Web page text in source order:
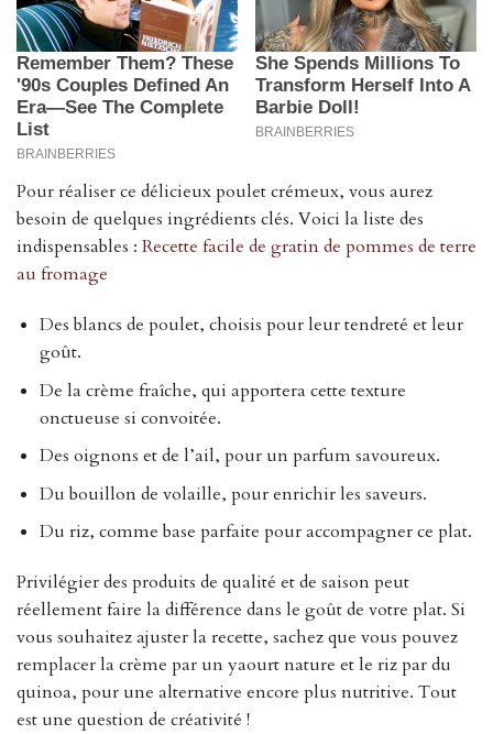
Pour réaliser ce délicieux poulet crémeux, vous aurez
besoin de quelques ingrédients clés. Voici la liste des
indispensables : Recette facile de gratin de pommes de terre
au fromage
Des blancs de poulet, choisis pour leur tendreté et leur
goût.
De la crème fraîche, qui apportera cette texture
onctueuse si convoitée.
Des oignons et de l’ail, pour un parfum savoureux.
Du bouillon de volaille, pour enrichir les saveurs.
Du riz, comme base parfaite pour accompagner ce plat.
Privilégier des produits de qualité et de saison peut
réellement faire la différence dans le goût de votre plat. Si
vous souhaitez ajuster la recette, sachez que vous pouvez
remplacer la crème par un yaourt nature et le riz par du
quinoa, pour une alternative encore plus nutritive. Tout
est une question de créativité !